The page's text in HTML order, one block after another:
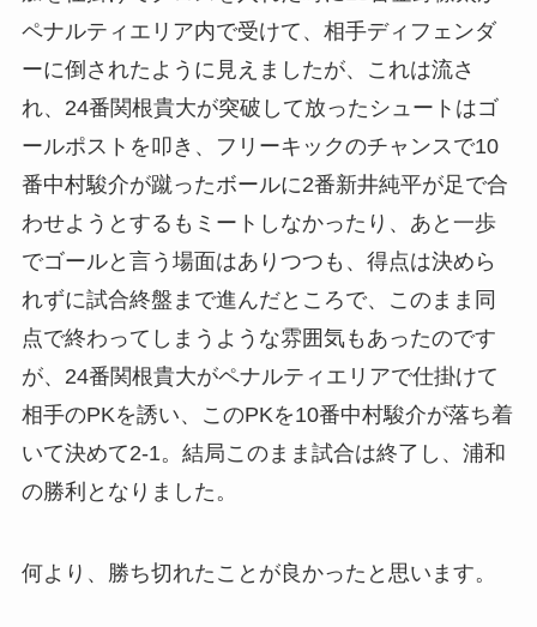
ペナルティエリア内で受けて、相手ディフェンダ
ーに倒されたように見えましたが、これは流さ
れ、24番関根貴大が突破して放ったシュートはゴ
ールポストを叩き、フリーキックのチャンスで10
番中村駿介が蹴ったボールに2番新井純平が足で合
わせようとするもミートしなかったり、あと一歩
でゴールと言う場面はありつつも、得点は決めら
れずに試合終盤まで進んだところで、このまま同
点で終わってしまうような雰囲気もあったのです
が、24番関根貴大がペナルティエリアで仕掛けて
相手のPKを誘い、このPKを10番中村駿介が落ち着
いて決めて2-1。結局このまま試合は終了し、浦和
の勝利となりました。
何より、勝ち切れたことが良かったと思います。